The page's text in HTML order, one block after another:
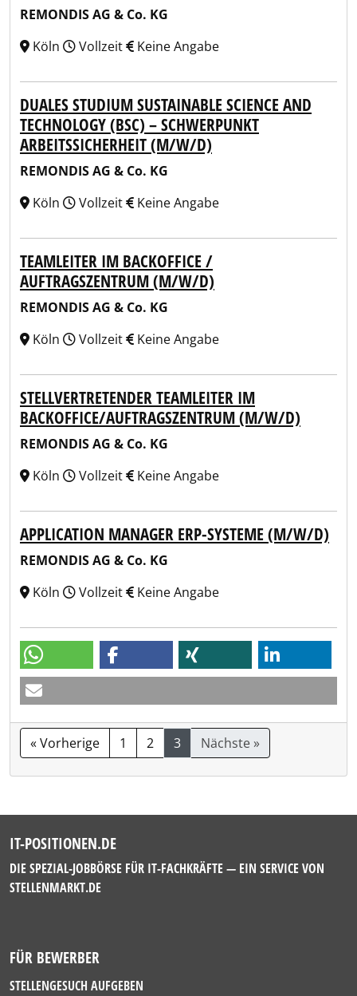
REMONDIS AG & Co. KG
Köln
Vollzeit Keine Angabe
DUALES STUDIUM SUSTAINABLE SCIENCE AND
TECHNOLOGY (BSC) – SCHWERPUNKT
ARBEITSSICHERHEIT (M/W/D)
REMONDIS AG & Co. KG
Köln
Vollzeit Keine Angabe
TEAMLEITER IM BACKOFFICE /
AUFTRAGSZENTRUM (M/W/D)
REMONDIS AG & Co. KG
Köln
Vollzeit Keine Angabe
STELLVERTRETENDER TEAMLEITER IM
BACKOFFICE/AUFTRAGSZENTRUM (M/W/D)
REMONDIS AG & Co. KG
Köln
Vollzeit Keine Angabe
APPLICATION MANAGER ERP-SYSTEME (M/W/D)
REMONDIS AG & Co. KG
Köln
Vollzeit Keine Angabe
« Vorherige 1 2 3 Nächste »
IT-POSITIONEN.DE
DIE SPEZIAL-JOBBÖRSE FÜR IT-FACHKRÄFTE — EIN SERVICE VON
STELLENMARKT.DE
FÜR BEWERBER
STELLENGESUCH AUFGEBEN